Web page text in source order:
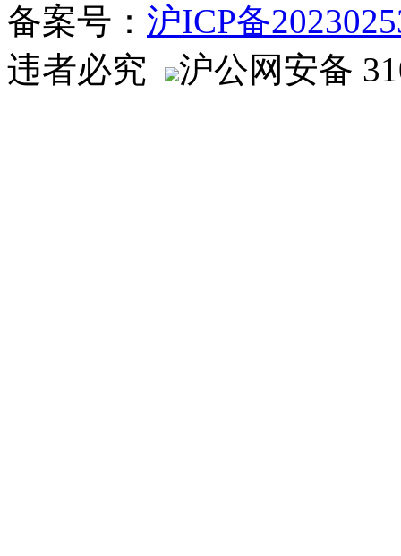
备案号： 沪ICP备
违者必究
沪公网安备